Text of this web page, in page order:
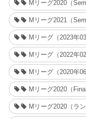
Mリーグ2020（
Mリーグ2021（
Mリーグ（2023年03
Mリーグ（2022年02
Mリーグ（2020年06
Mリーグ2020（Final
Mリーグ2020（ラン